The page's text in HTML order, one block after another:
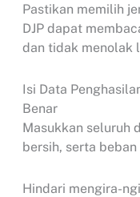
Pastikan memilih
DJP dapat
dan tidak menolak
Isi Data
Benar
Masukkan seluruh
bersih, serta
Hindari mengira-